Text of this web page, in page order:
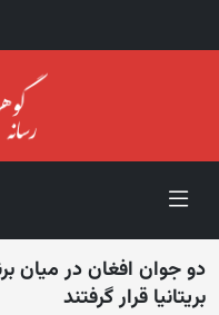
دو جوان افغان در میان
بریتانیا قرار گرفتند